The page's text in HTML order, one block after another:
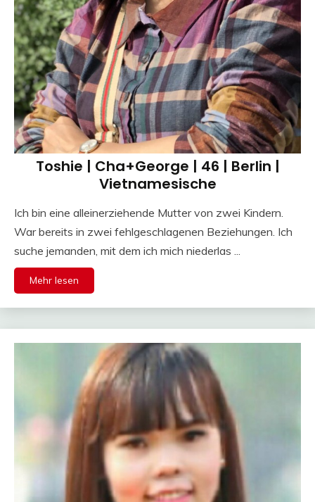
Toshie | Cha+George | 46 | Berlin |
Vietnamesische
Ich bin eine alleinerziehende Mutter von zwei Kindern.
War bereits in zwei fehlgeschlagenen Beziehungen. Ich
suche jemanden, mit dem ich mich niederlas ...
Mehr lesen